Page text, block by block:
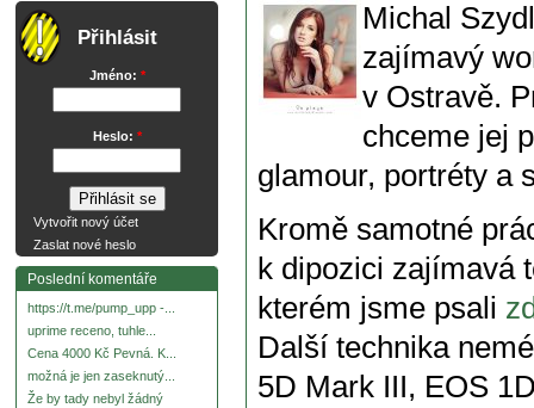
Přihlásit
Jméno: *
Heslo: *
Vytvořit nový účet
Zaslat nové heslo
Poslední komentáře
https://t.me/pump_upp -...
uprime receno, tuhle...
Cena 4000 Kč Pevná. K...
možná je jen zaseknutý...
Že by tady nebyl žádný
Michal
zajímavý
v Ostravě.
chceme jej
glamour, portréty a
Kromě samotné
k dipozici zajímavá
kterém jsme psali
Další technika
5D Mark III, EOS